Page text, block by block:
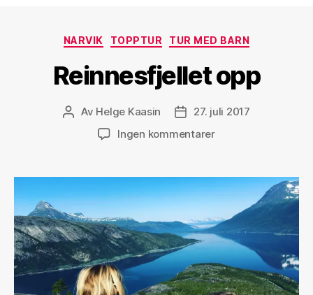
Kategorier
NARVIK TOPPTUR TUR MED BARN
Reinnesfjellet opp
Innleggsforfatter
Av Helge Kaasin Publiseringsdato
27. juli 2017
Ingen kommentarertil